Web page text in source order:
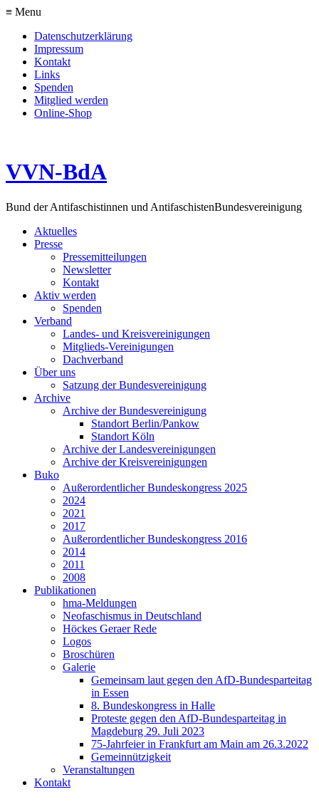
≡ Menu
Datenschutzerklärung
Impressum
Kontakt
Links
Spenden
Mitglied werden
Online-Shop
VVN-BdA
Bund der Antifaschistinnen und AntifaschistenBundesvereinigung
Aktuelles
Presse
Pressemitteilungen
Newsletter
Kontakt
Aktiv werden
Spenden
Verband
Landes- und Kreisvereinigungen
Mitglieds-Vereinigungen
Dachverband
Über uns
Satzung der Bundesvereinigung
Archive
Archive der Bundesvereinigung
Standort Berlin/Pankow
Standort Köln
Archive der Landesvereinigungen
Archive der Kreisvereinigungen
Buko
Außerordentlicher Bundeskongress 2025
2024
2021
2017
Außerordentlicher Bundeskongress 2016
2014
2011
2008
Publikationen
hma-Meldungen
Neofaschismus in Deutschland
Höckes Geraer Rede
Logos
Broschüren
Galerie
Gemeinsam laut gegen den AfD-Bundesparteitag
in Essen
8. Bundeskongress in Halle
Proteste gegen den AfD-Bundesparteitag in
Magdeburg 29. Juli 2023
75-Jahrfeier in Frankfurt am Main am 26.3.2022
Gemeinnützigkeit
Veranstaltungen
Kontakt